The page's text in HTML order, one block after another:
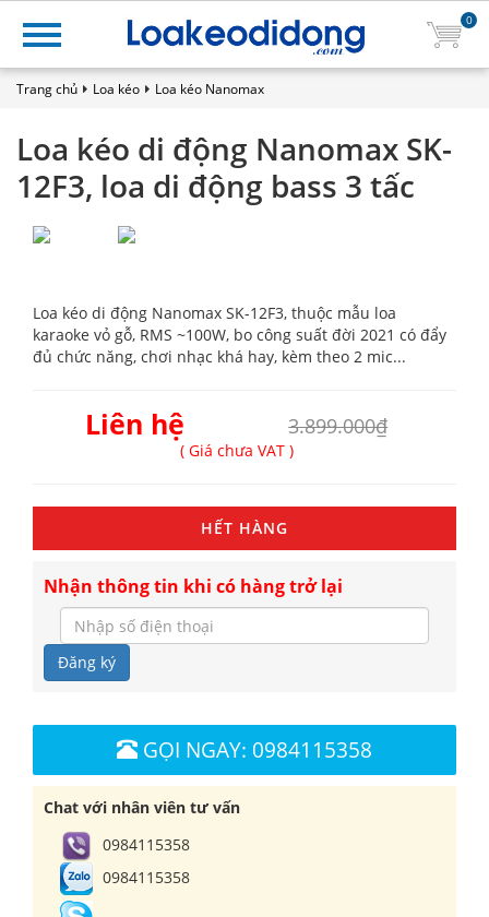
0
Trang chủ Loa kéo Loa kéo Nanomax
Loa kéo di động Nanomax SK-
12F3, loa di động bass 3 tấc
Loa kéo di động Nanomax SK-12F3, thuộc mẫu loa
karaoke vỏ gỗ, RMS ~100W, bo công suất đời 2021 có đẩy
đủ chức năng, chơi nhạc khá hay, kèm theo 2 mic...
Liên hệ 3.899.000₫
( Giá chưa VAT )
HẾT HÀNG
Nhận thông tin khi có hàng trở lại
Đăng ký
GỌI NGAY: 0984115358
Chat với nhân viên tư vấn
0984115358
0984115358